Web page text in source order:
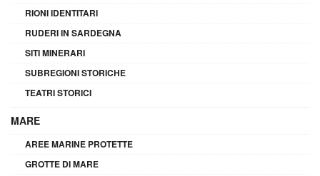
RIONI IDENTITARI
RUDERI IN SARDEGNA
SITI MINERARI
SUBREGIONI STORICHE
TEATRI STORICI
MARE
AREE MARINE PROTETTE
GROTTE DI MARE